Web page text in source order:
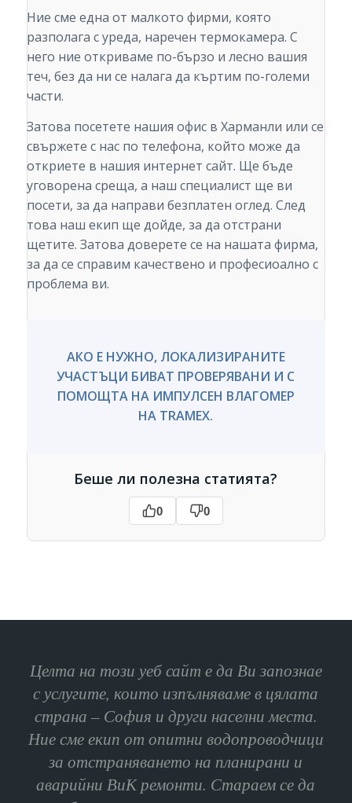
Ние сме една от малкото фирми, която
разполага с уреда, наречен термокамера. С
него ние откриваме по-бързо и лесно вашия
теч, без да ни се налага да къртим по-големи
части.
Затова посетете нашия офис в Харманли или се
свържете с нас по телефона, който може да
откриете в нашия интернет сайт. Ще бъде
уговорена среща, а наш специалист ще ви
посети, за да направи безплатен оглед. След
това наш екип ще дойде, за да отстрани
щетите. Затова доверете се на нашата фирма,
за да се справим качествено и професиоално с
проблема ви.
АКО Е НУЖНО, ЛОКАЛИЗИРАНИТЕ
УЧАСТЪЦИ БИВАТ ПРОВЕРЯВАНИ И С
ПОМОЩТА НА ИМПУЛСЕН ВЛАГОМЕР
НА TRAMEX.
Беше ли полезна статията?
0 0
Целта на този уеб сайт е да Ви запознае
с услугите, които изпълняваме в цялата
страна – София и други населни места.
Ние сме екип от опитни водопроводчици
за отстраняването на планирани и
аварийни ВиК ремонти. Стараем се да